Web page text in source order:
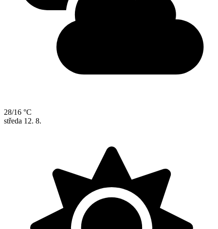
28/16 °C
středa 12. 8.